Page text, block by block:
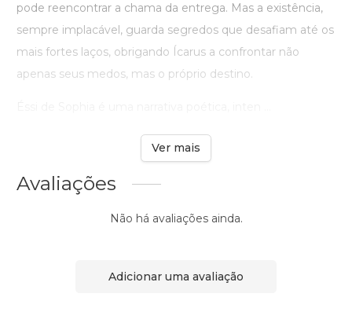
pode reencontrar a chama da entrega. Mas a existência,
sempre implacável, guarda segredos que desafiam até os
mais fortes laços, obrigando Ícarus a confrontar não
apenas seus medos, mas o próprio destino.
Ver mais
Avaliações
Não há avaliações ainda.
Adicionar uma avaliação